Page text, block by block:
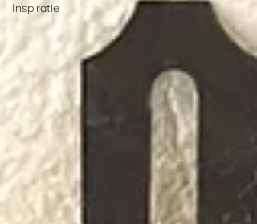
Inspiratie